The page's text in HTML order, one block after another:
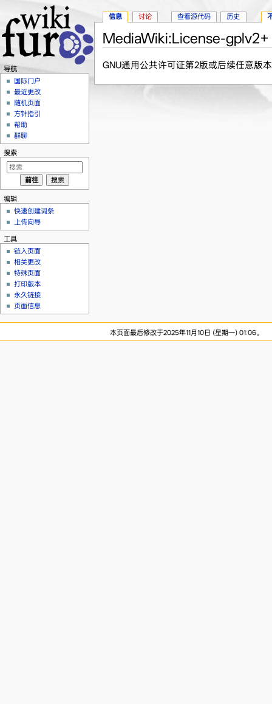
MediaWiki:License-gplv2+
GNU通用公共许可证第2版或后续任意版
信息 讨论 查看源代码 历史
导航
国际门户
最近更改
随机页面
方针指引
帮助
群聊
搜索
编辑
快速创建词条
上传向导
工具
链入页面
相关更改
特殊页面
打印版本
永久链接
页面信息
本页面最后修改于2025年11月10日 (星期一) 01:06。